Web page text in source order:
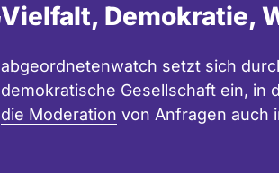
Vielfalt, Demokratie,
abgeordnetenwatch setzt sich
demokratische Gesellschaft ein, in
die Moderation von Anfragen auch